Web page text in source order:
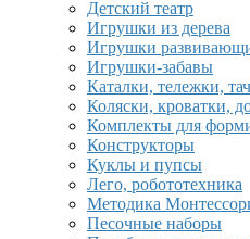
Детский театр
Игрушки из дерева
Игрушки
Игрушки-забавы
Каталки, тележки,
Коляски, кроватки,
Комплекты для
Конструкторы
Куклы и пупсы
Лего, робототехника
Методика
Песочные наборы